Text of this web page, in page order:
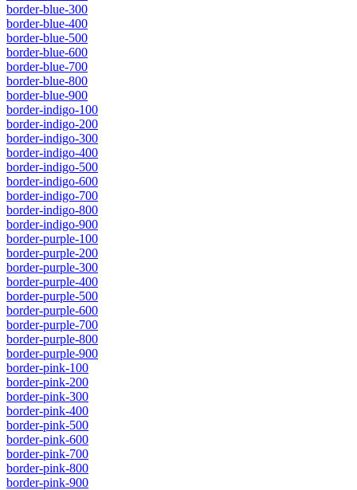
border-blue-300
border-blue-400
border-blue-500
border-blue-600
border-blue-700
border-blue-800
border-blue-900
border-indigo-100
border-indigo-200
border-indigo-300
border-indigo-400
border-indigo-500
border-indigo-600
border-indigo-700
border-indigo-800
border-indigo-900
border-purple-100
border-purple-200
border-purple-300
border-purple-400
border-purple-500
border-purple-600
border-purple-700
border-purple-800
border-purple-900
border-pink-100
border-pink-200
border-pink-300
border-pink-400
border-pink-500
border-pink-600
border-pink-700
border-pink-800
border-pink-900